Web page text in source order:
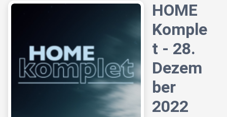
HOME
Komple
t - 28.
Dezem
ber
2022